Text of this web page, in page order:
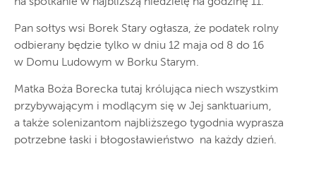
Pan sołtys wsi Borek Stary ogłasza, że podatek rolny
odbierany będzie tylko w dniu 12 maja od 8 do 16
w Domu Ludowym w Borku Starym.
Matka Boża Borecka tutaj królująca niech wszystkim
przybywającym i modlącym się w Jej sanktuarium,
a także solenizantom najbliższego tygodnia wyprasza
potrzebne łaski i błogosławieństwo na każdy dzień.